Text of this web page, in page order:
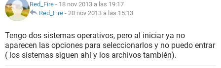
Red_Fire - 18 nov 2013 a las 19:17
Red_Fire - 20 nov 2013 a las 15:13
Tengo dos sistemas operativos, pero al iniciar ya no
aparecen las opciones para seleccionarlos y no puedo entrar
( los sistemas siguen ahí y los archivos también).